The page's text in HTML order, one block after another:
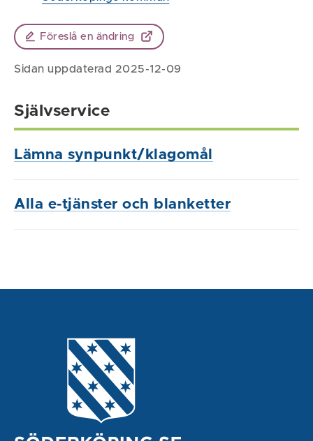
Föreslå en ändring
Sidan uppdaterad 2025-12-09
Självservice
Lämna synpunkt/klagomål
Alla e-tjänster och blanketter